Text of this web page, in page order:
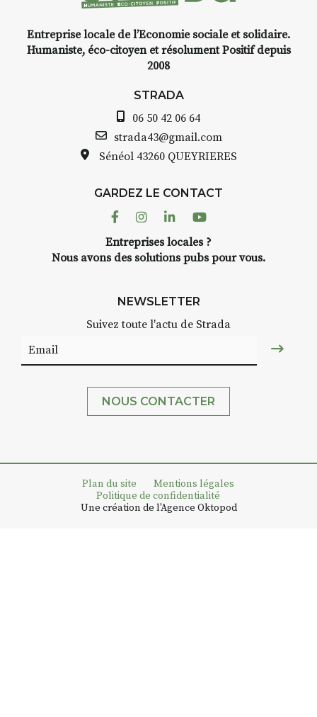
Entreprise locale de l’Economie sociale et solidaire.
Humaniste, éco-citoyen et résolument Positif depuis
2008
STRADA
06 50 42 06 64
strada43@gmail.com
Sénéol 43260 QUEYRIERES
GARDEZ LE CONTACT
FacebookInstagram
LinkedinYoutube
Entreprises locales ?
Nous avons des solutions pubs pour vous.
NEWSLETTER
Suivez toute l'actu de Strada
NOUS CONTACTER
Plan du site
Mentions légales
Politique de confidentialité
Une création de l'Agence Oktopod